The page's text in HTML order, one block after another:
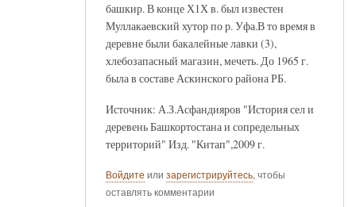
башкир. В конце Х1Х в. был известен
Муллакаевский хутор по р. Уфа.В то время в
деревне были бакалейные лавки (3),
хлебозапасный магазин, мечеть. До 1965 г.
была в составе Аскинского района РБ.
Источник: А.З.Асфандияров "История сел и
деревень Башкортостана и сопредельных
территорий" Изд. "Китап",2009 г.
Войдите или зарегистрируйтесь, чтобы
оставлять комментарии